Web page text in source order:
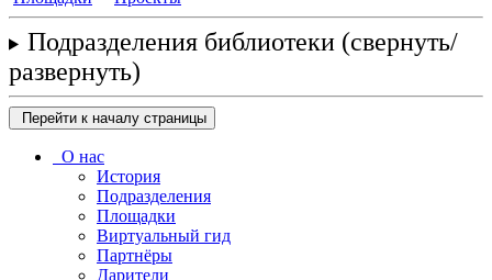
Подразделения библиотеки (свернуть/
развернуть)
Перейти к началу страницы
О нас
История
Подразделения
Площадки
Виртуальный гид
Партнёры
Дарители